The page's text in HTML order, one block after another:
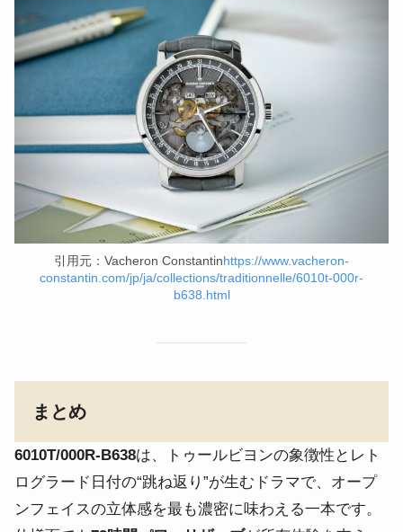
引用元：Vacheron Constantin https://www.vacheron-
constantin.com/jp/ja/collections/traditionnelle/6010t-000r-
b638.htm
まとめ
6010T/000R-B638は、トゥールビヨンの象徴性とレト
ログラード日付の“跳ね返り”が生むドラマで、オープ
ンフェイスの立体感を最も濃密に味わえる一本です。